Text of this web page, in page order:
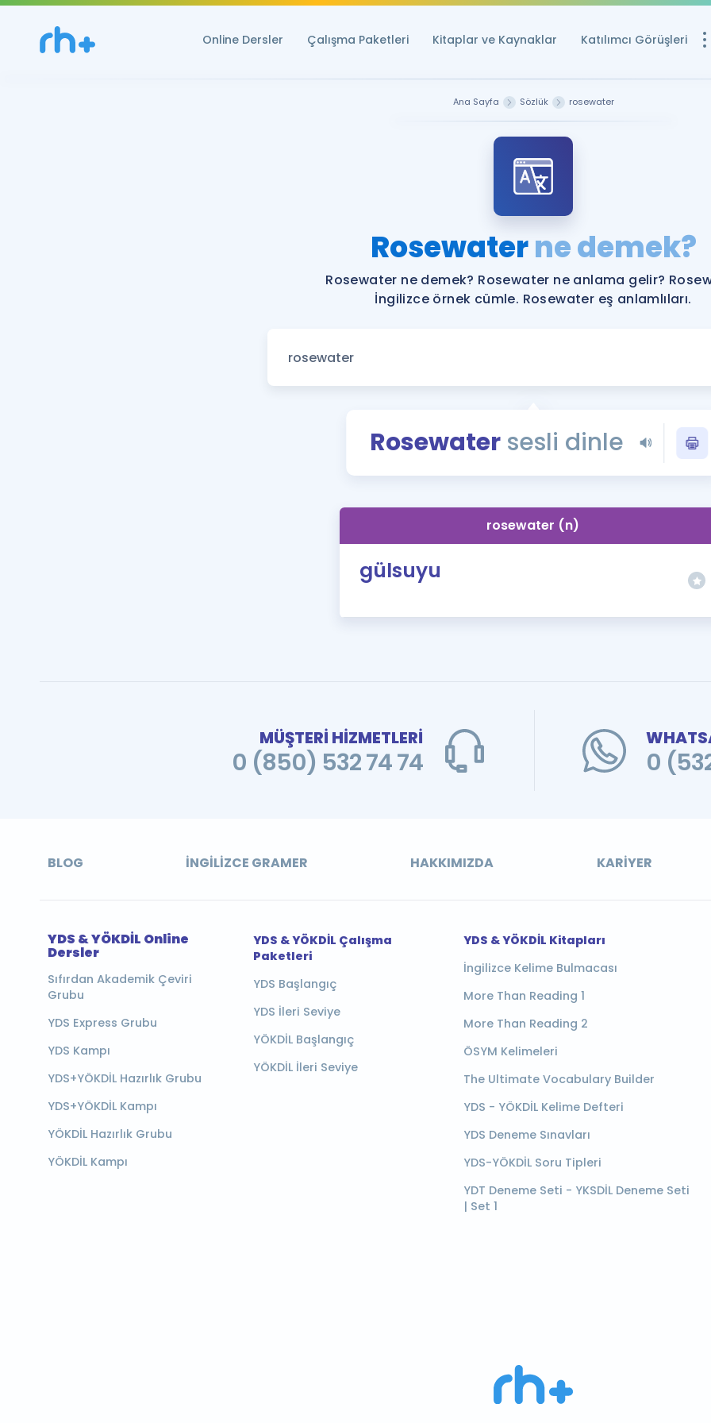
Online Dersler Çalışma Paketleri Kitaplar ve Kaynaklar Katılımcı Görüşleri
YDS ve YÖKDİL
YDS ve YÖKDİL'e
Tüm ÖSYM
YDS - YÖKDİL
İngilizce
Ana Sayfa Sözlük rosewater
Rosewaterne demek?
Rosewater ne demek? Rosewater ne anlama gelir?
İngilizce örnek cümle. Rosewater eş anlamlıları.
Rosewater sesli dinle
rosewater (n)
gülsuyu
MÜŞTERİ HİZMETLERİ
0 (850) 532 74 74 0
BLOG İNGILIZCE GRAMER HAKKIMIZDA KARIYER
YDS & YÖKDİL Online
Dersler
Sıfırdan Akademik Çeviri
Grubu
YDS Express Grubu
YDS Kampı
YDS+YÖKDİL Hazırlık Grubu
YDS+YÖKDİL Kampı
YÖKDİL Hazırlık Grubu
YÖKDİL Kampı
YDS & YÖKDİL Çalışma
Paketleri
YDS Başlangıç
YDS İleri Seviye
YÖKDİL Başlangıç
YÖKDİL İleri Seviye
YDS & YÖKDİL Kitapları
İngilizce Kelime Bulmacası
More Than Reading 1
More Than Reading 2
ÖSYM Kelimeleri
The Ultimate Vocabulary Builder
YDS - YÖKDİL Kelime Defteri
YDS Deneme Sınavları
YDS-YÖKDİL Soru Tipleri
YDT Deneme Seti - YKSDİL Deneme Seti
| Set 1